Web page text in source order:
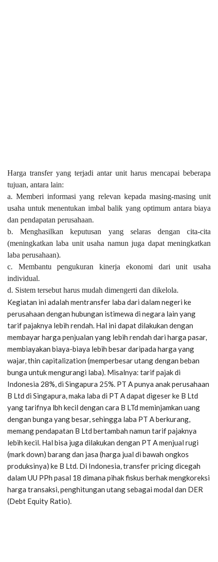
Harga transfer yang terjadi antar unit harus mencapai beberapa
tujuan, antara lain:
a. Memberi informasi yang relevan kepada masing-masing unit
usaha untuk menentukan imbal balik yang optimum antara biaya
dan pendapatan perusahaan.
b. Menghasilkan keputusan yang selaras dengan cita-cita
(meningkatkan laba unit usaha namun juga dapat meningkatkan
laba perusahaan).
c. Membantu pengukuran kinerja ekonomi dari unit usaha
individual.
d. Sistem tersebut harus mudah dimengerti dan dikelola.
Kegiatan ini adalah mentransfer laba dari dalam negeri ke
perusahaan dengan hubungan istimewa di negara lain yang
tarif pajaknya lebih rendah. Hal ini dapat dilakukan dengan
membayar harga penjualan yang lebih rendah dari harga pasar,
membiayakan biaya-biaya lebih besar daripada harga yang
wajar, thin capitalization (memperbesar utang dengan beban
bunga untuk mengurangi laba). Misalnya: tarif pajak di
Indonesia 28%, di Singapura 25%. PT A punya anak perusahaan
B Ltd di Singapura, maka laba di PT A dapat digeser ke B Ltd
yang tarifnya lbh kecil dengan cara B LTd meminjamkan uang
dengan bunga yang besar, sehingga laba PT A berkurang,
memang pendapatan B Ltd bertambah namun tarif pajaknya
lebih kecil. Hal bisa juga dilakukan dengan PT A menjual rugi
(mark down) barang dan jasa (harga jual di bawah ongkos
produksinya) ke B Ltd. Di Indonesia, transfer pricing dicegah
dalam UU PPh pasal 18 dimana pihak fiskus berhak mengkoreksi
harga transaksi, penghitungan utang sebagai modal dan DER
(Debt Equity Ratio).